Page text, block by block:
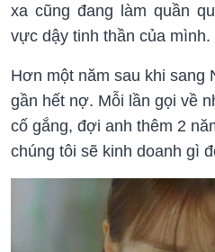
xa cũng đang làm quần
vực dậy tinh thần của mình.
Hơn một năm sau khi sang
gần hết nợ. Mỗi lần gọi về
cố gắng, đợi anh thêm 2
chúng tôi sẽ kinh doanh gì